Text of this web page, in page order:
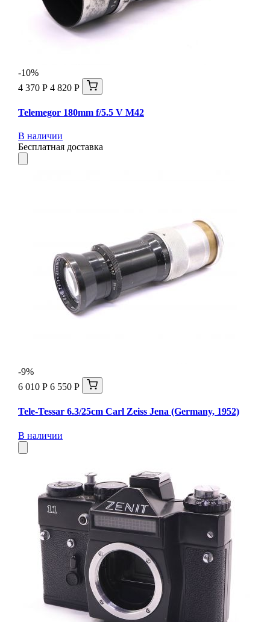
-10%
4 370 Р 4 820 Р
Telemegor 180mm f/5.5 V M42
В наличии
Бесплатная доставка
-9%
6 010 Р 6 550 Р
Tele-Tessar 6.3/25cm Carl Zeiss Jena (Germany, 1952)
В наличии